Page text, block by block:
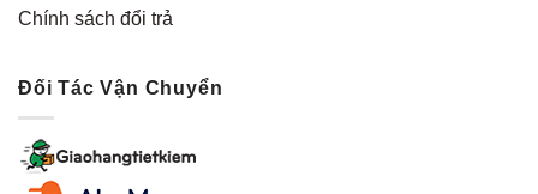
Chính sách đổi trả
Đối Tác Vận Chuyển